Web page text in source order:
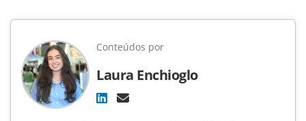
Conteúdos por
Laura Enchioglo